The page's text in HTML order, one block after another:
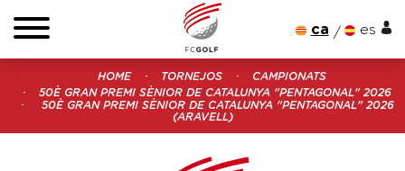
ca es
HOME TORNEJOS
CAMPIONATS
50È GRAN PREMI SÈNIOR DE CATALUNYA "PENTAGONAL" 2026
50È GRAN PREMI SÈNIOR DE CATALUNYA "PENTAGONAL" 2026
(ARAVELL)